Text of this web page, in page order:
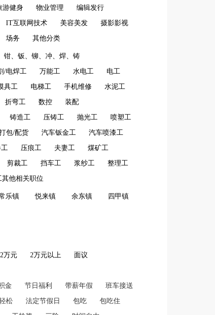
游健身 物业管理 编辑发行
IT互联网技术 美容美发 摄影影视
场务 其他分类
钳、钣、铆、冲、焊、铸
/电焊工 万能工 水电工 电工
具工 电梯工 手机维修 水泥工
折弯工 数控 装配
铸造工 压铸工 抛光工 喷塑工
包/配货 汽车钣金工 汽车喷漆工
压痕工 夫妻工 煤矿工
剪裁工 挡车工 浆纱工 整理工
其他相关职位
乐镇 悦来镇 余东镇
四甲镇
万元 2万元以上 面议
金 节日福利 带薪年假 班车接送
松 法定节假日 包吃 包吃住